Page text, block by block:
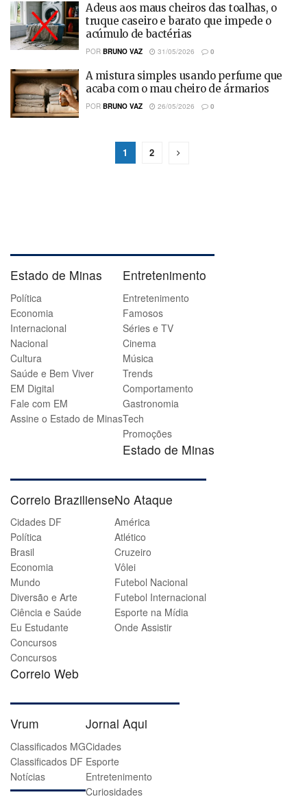
Adeus aos maus cheiros das toalhas, o
truque caseiro e barato que impede o
acúmulo de bactérias
POR BRUNO VAZ 31/05/2026 0
A mistura simples usando perfume que
acaba com o mau cheiro de ármarios
POR BRUNO VAZ 26/05/2026 0
1 2
Estado de Minas
Política
Economia
Internacional
Nacional
Cultura
Saúde e Bem Viver
EM Digital
Fale com EM
Assine o Estado de Minas
Entretenimento
Entretenimento
Famosos
Séries e TV
Cinema
Música
Trends
Comportamento
Gastronomia
Tech
Promoções
Estado de Minas
Correio Braziliense
Cidades DF
Política
Brasil
Economia
Mundo
Diversão e Arte
Ciência e Saúde
Eu Estudante
Concursos
Concursos
Correio Web
No Ataque
América
Atlético
Cruzeiro
Vôlei
Futebol Nacional
Futebol Internacional
Esporte na Mídia
Onde Assistir
Vrum
Classificados MG
Classificados DF
Notícias
Jornal Aqui
Cidades
Esporte
Entretenimento
Curiosidades